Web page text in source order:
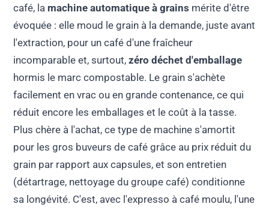
café, la machine automatique à grains mérite d'être
évoquée : elle moud le grain à la demande, juste avant
l'extraction, pour un café d'une fraîcheur
incomparable et, surtout,zéro déchet d'emballage
hormis le marc compostable. Le grain s'achète
facilement en vrac ou en grande contenance, ce qui
réduit encore les emballages et le coût à la tasse.
Plus chère à l'achat, ce type de machine s'amortit
pour les gros buveurs de café grâce au prix réduit du
grain par rapport aux capsules, et son entretien
(détartrage, nettoyage du groupe café) conditionne
sa longévité. C'est, avec l'expresso à café moulu, l'une